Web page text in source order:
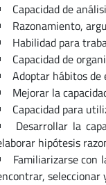
Capacidad de
Razonamiento,
Habilidad para
Capacidad de
Adoptar hábitos de
Mejorar la
Capacidad para
Desarrollar la
hipótesis
Familiarizarse con